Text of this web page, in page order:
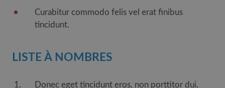
Curabitur commodo felis vel erat finibus
tincidunt.
LISTE À NOMBRES
Donec eget tincidunt eros, non porttitor dui.